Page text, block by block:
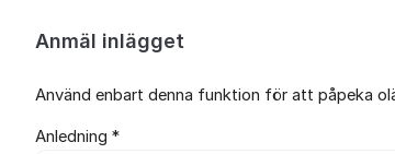
Anmäl inlägget
Använd enbart denna funktion för att påpeka
Anledning *